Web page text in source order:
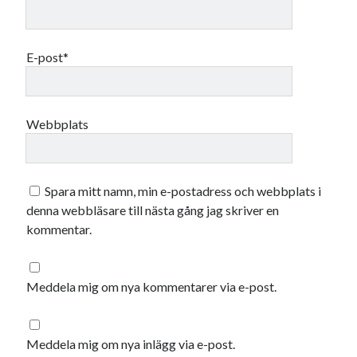
december 2024
september 2024
juli 2024
juni 2024
maj 2024
februari 2024
januari 2024
december 2023
oktober 2023
september 2023
juli 2023
juni 2023
E-post*
Webbplats
Spara mitt namn, min e-postadress och webbplats i
denna webbläsare till nästa gång jag skriver en
kommentar.
Meddela mig om nya kommentarer via e-post.
Meddela mig om nya inlägg via e-post.